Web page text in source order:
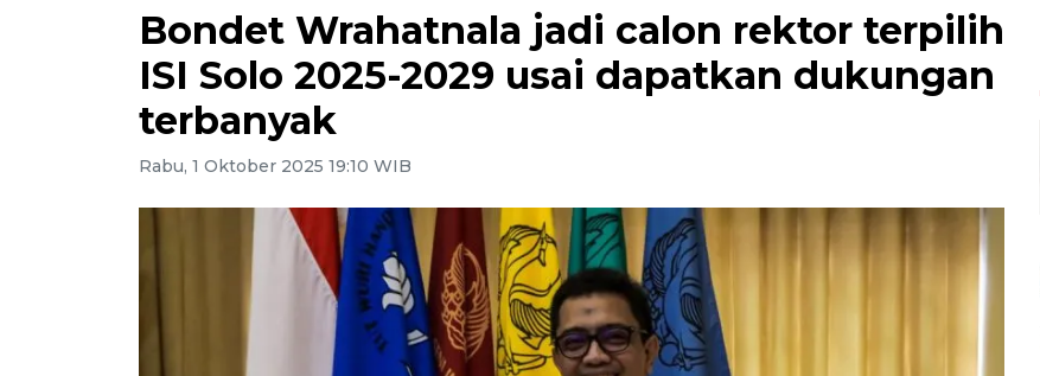
Bondet Wrahatnala jadi calon rektor terpilih
ISI Solo 2025-2029 usai dapatkan dukungan
terbanyak
Rabu, 1 Oktober 2025 19:10 WIB